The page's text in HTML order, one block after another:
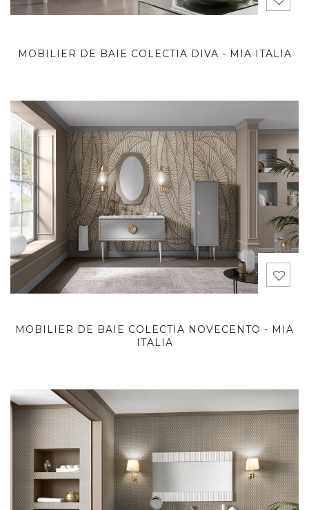
MOBILIER DE BAIE COLECTIA DIVA - MIA ITALIA
MOBILIER DE BAIE COLECTIA NOVECENTO - MIA
ITALIA